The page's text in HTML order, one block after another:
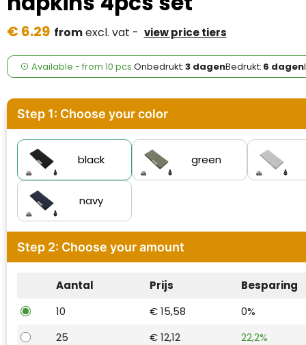
Fresh 'n Rebel
GolfOriginals
James Harvest
Kingcap
Mepal
Moleskine
MyKit
Ocean Bottle
Parker
Waterman
€ 6.29 fromexcl. vat - view price tiers
Available - from 10 pcs.Onbedrukt:3 dagenBedrukt: 6 dagen
Step 1: Choose your color
black green
navy
Step 2: Choose your amount
Aantal Prijs
Besparing
10
€ 15,58
0%
25
€ 12,12
22,2%